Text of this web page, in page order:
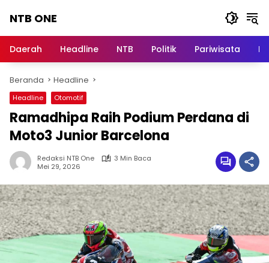
NTB ONE
dan
Berita
Lombok
Daerah Headline NTB Politik Pariwisata
Beranda Headline
Headline Otomotif
Ramadhipa Raih Podium Perdana di
Moto3 Junior Barcelona
Redaksi NTB One
3 Min Baca
Mei 29, 2026